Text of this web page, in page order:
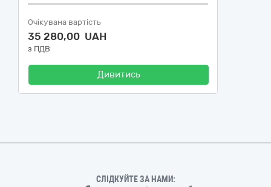
Очікувана вартість
35 280,00 UAH
з ПДВ
Дивитись
СЛІДКУЙТЕ ЗА НАМИ: